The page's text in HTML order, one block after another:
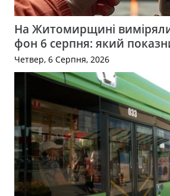
На Житомирщині
фон 6 серпня: який
Четвер, 6 Серпня, 2026